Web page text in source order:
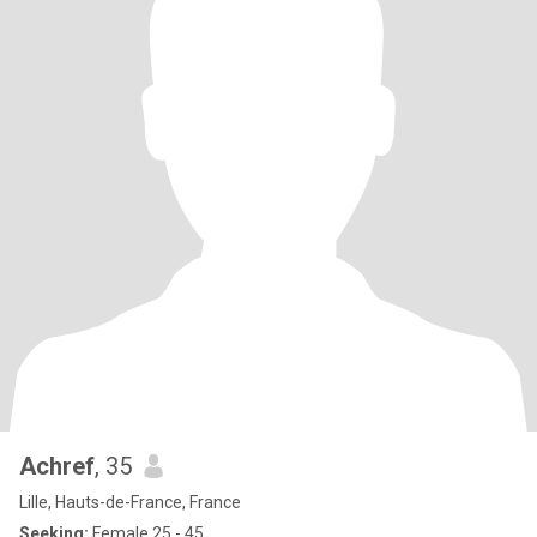
Achref, 35
Lille, Hauts-de-France, France